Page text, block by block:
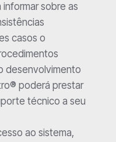
sobre as
casos o
desenvolvimento
poderá prestar
técnico a seu
ao sistema,